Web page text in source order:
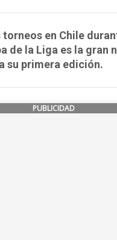
en Chile
de la Liga es la gran
su primera edición.
PUBLICIDAD